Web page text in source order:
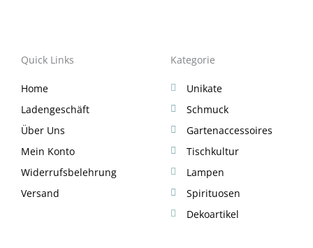
Quick Links
Home
Ladengeschäft
Über Uns
Mein Konto
Widerrufsbelehrung
Versand
Kategorie
Unikate
Schmuck
Gartenaccessoires
Tischkultur
Lampen
Spirituosen
Dekoartikel